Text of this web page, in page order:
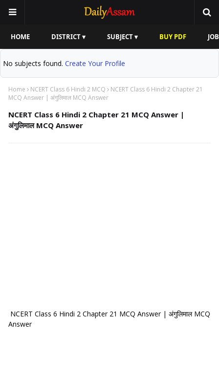
HOME DISTRICT ▾ SUBJECT ▾ BUY PDF
No subjects found. Create Your Profile
Home NCERT Class 6 Hindi 2 MCQ
NCERT Class 6 Hindi 2 Chapter 21
MCQ Answer | अंगुलिमाल MCQ Answer
NCERT Class 6 Hindi 2 Chapter 21 MCQ Answer |
अंगुलिमाल MCQ Answer
NCERT Class 6 Hindi 2 Chapter 21 MCQ Answer | अंगुलिमाल MCQ
Answer